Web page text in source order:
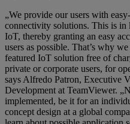
„We provide our users with
connectivity solutions. This is
IoT, thereby granting an easy
users as possible. That’s why
featured IoT solution free of
private or corporate users, for
says Alfredo Patron, Executive
Development at TeamViewer.
implemented, be it for an
concept design at a global